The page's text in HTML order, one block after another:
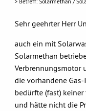
Sehr geehrter Herr
auch ein mit
Solarmethan
Verbrennungsmotor
die vorhandene
bedürfte (fast)
und hätte nicht die